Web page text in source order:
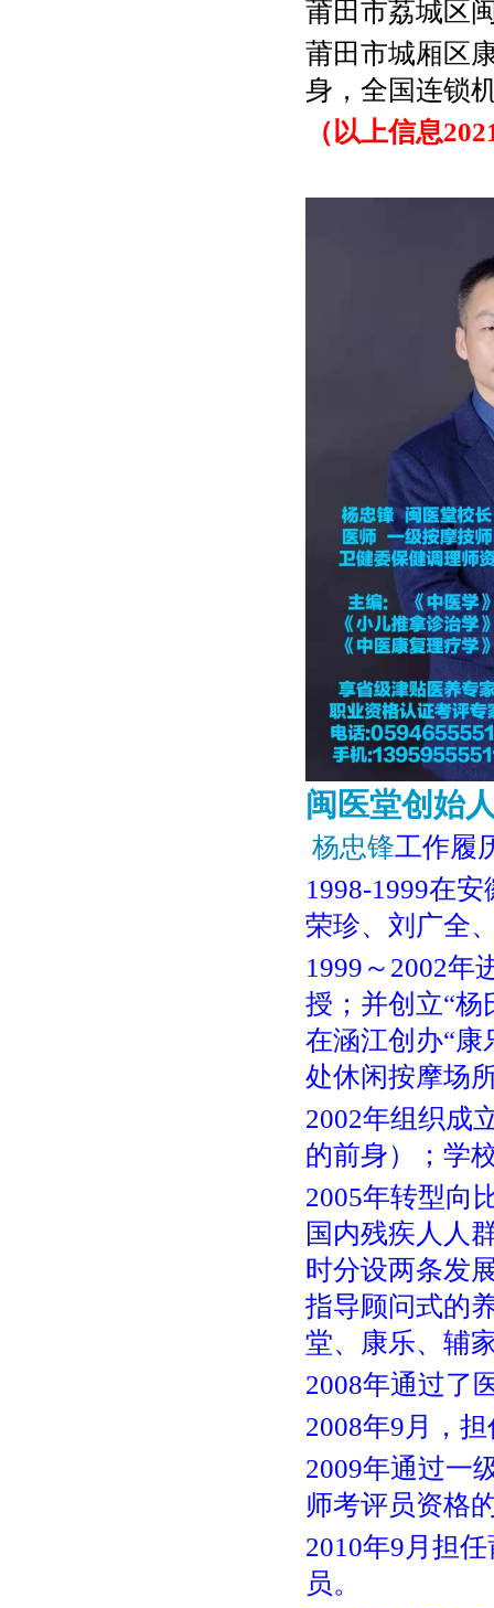
莆田市荔城区
莆田市城厢区
身，全国连锁
（以上信息
闽医堂创始
杨忠锋工作履
1998-1999在
荣珍、刘广全
1999～2002年
授；并创立“杨
在涵江创办“
处休闲按摩场
2002年组织成
的前身）；学
2005年转型向
国内残疾人人
时分设两条发
指导顾问式的
堂、康乐、辅
2008年通过了
2008年9月，
2009年通过一
师考评员资格
2010年9月担
员。